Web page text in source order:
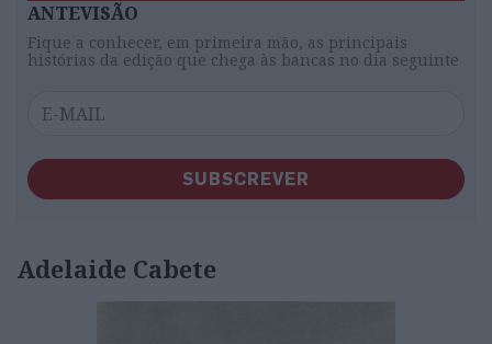
ANTEVISÃO
Fique a conhecer, em primeira mão, as principais
histórias da edição que chega às bancas no dia seguinte
SUBSCREVER
Adelaide Cabete